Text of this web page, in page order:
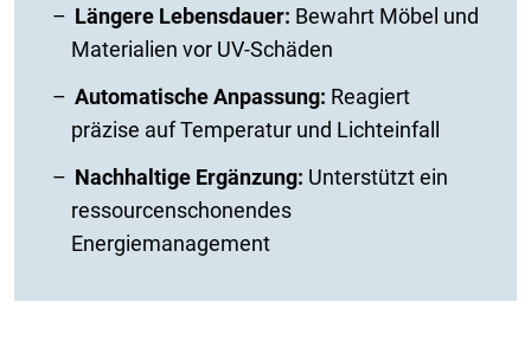
Längere Lebensdauer: Bewahrt Möbel und
Materialien vor UV-Schäden
Automatische Anpassung: Reagiert
präzise auf Temperatur und Lichteinfall
Nachhaltige Ergänzung: Unterstützt ein
ressourcenschonendes
Energiemanagement